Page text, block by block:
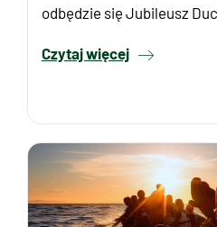
odbędzie się Jubileusz
Czytaj więcej